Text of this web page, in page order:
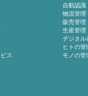
ス
自動認識
物流管理
販売管理
生産管理
デジタル
ヒトの管
モノの管